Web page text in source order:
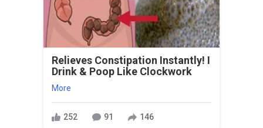
Relieves Constipation Instantly! I
Drink & Poop Like Clockwork
More
252 91 146